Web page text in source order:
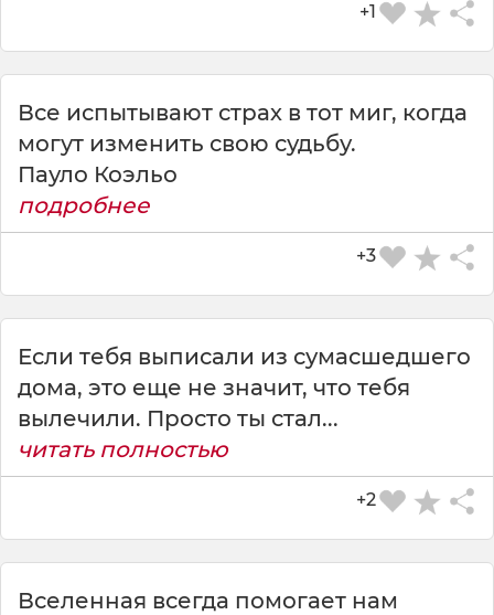
+1
Все испытывают страх в тот миг, когда
могут изменить свою судьбу.
Пауло Коэльо
подробнее
+3
Если тебя выписали из сумасшедшего
дома, это еще не значит, что тебя
вылечили. Просто ты стал...
читать полностью
+2
Вселенная всегда помогает нам